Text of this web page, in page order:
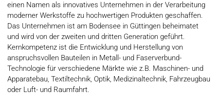
einen Namen als innovatives Unternehmen in der Verarbeitung
moderner Werkstoffe zu hochwertigen Produkten geschaffen.
Das Unternehmen ist am Bodensee in Güttingen beheimatet
und wird von der zweiten und dritten Generation geführt.
Kernkompetenz ist die Entwicklung und Herstellung von
anspruchsvollen Bauteilen in Metall- und Faserverbund-
Technologie für verschiedene Märkte wie z.B. Maschinen- und
Apparatebau, Textiltechnik, Optik, Medizinaltechnik, Fahrzeugbau
oder Luft- und Raumfahrt.